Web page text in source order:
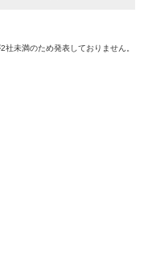
未満のため発表しておりません。